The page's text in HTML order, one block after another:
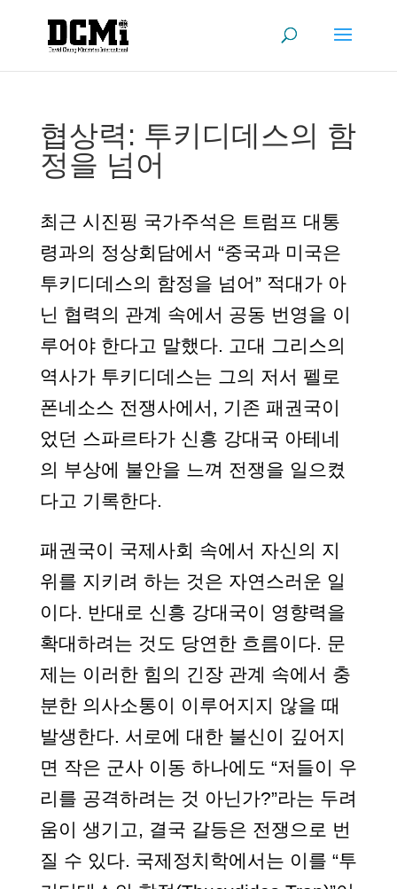
협상력: 투키디데스의 함
정을 넘어
최근 시진핑 국가주석은 트럼프 대통
령과의 정상회담에서 “중국과 미국은
투키디데스의 함정을 넘어” 적대가 아
닌 협력의 관계 속에서 공동 번영을 이
루어야 한다고 말했다. 고대 그리스의
역사가 투키디데스는 그의 저서 펠로
폰네소스 전쟁사에서, 기존 패권국이
었던 스파르타가 신흥 강대국 아테네
의 부상에 불안을 느껴 전쟁을 일으켰
다고 기록한다.
패권국이 국제사회 속에서 자신의 지
위를 지키려 하는 것은 자연스러운 일
이다. 반대로 신흥 강대국이 영향력을
확대하려는 것도 당연한 흐름이다. 문
제는 이러한 힘의 긴장 관계 속에서 충
분한 의사소통이 이루어지지 않을 때
발생한다. 서로에 대한 불신이 깊어지
면 작은 군사 이동 하나에도 “저들이 우
리를 공격하려는 것 아닌가?”라는 두려
움이 생기고, 결국 갈등은 전쟁으로 번
질 수 있다. 국제정치학에서는 이를 “투